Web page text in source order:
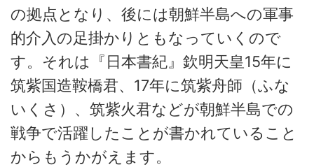
の拠点となり、後には朝鮮半島への軍事
的介入の足掛かりともなっていくので
す。それは『日本書紀』欽明天皇15年に
筑紫国造鞍橋君、17年に筑紫舟師（ふな
いくさ）、筑紫火君などが朝鮮半島での
戦争で活躍したことが書かれていること
からもうかがえます。